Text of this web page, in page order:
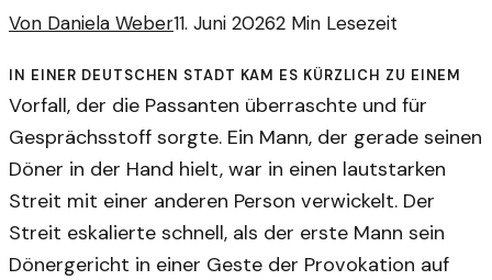
Von Daniela Weber11. Juni 20262 Min Lesezeit
In einer deutschen Stadt kam es kürzlich zu einem
Vorfall, der die Passanten überraschte und für
Gesprächsstoff sorgte. Ein Mann, der gerade seinen
Döner in der Hand hielt, war in einen lautstarken
Streit mit einer anderen Person verwickelt. Der
Streit eskalierte schnell, als der erste Mann sein
Dönergericht in einer Geste der Provokation auf